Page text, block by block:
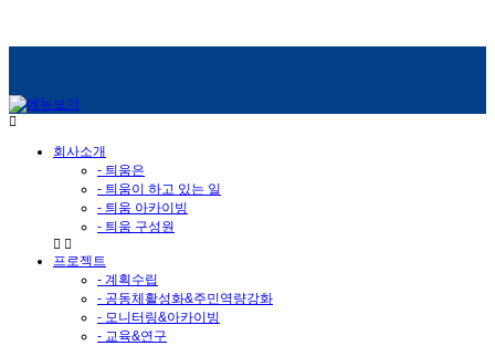
회사소개
- 틔움은
- 틔움이 하고 있는 일
- 틔움 아카이빙
- 틔움 구성원
프로젝트
- 계획수립
- 공동체활성화&주민역량강화
- 모니터링&아카이빙
- 교육&연구